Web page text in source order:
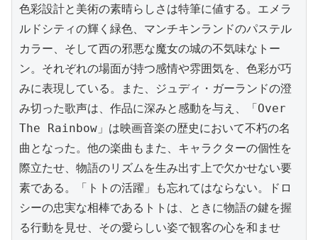
色彩設計と美術の素晴らしさは特筆に値する。エメラ
ルドシティの輝く緑色、マンチキンランドのパステル
カラー、そして西の邪悪な魔女の城の不気味なトー
ン。それぞれの場面が持つ感情や雰囲気を、色彩が巧
みに表現している。また、ジュディ・ガーランドの澄
み切った歌声は、作品に深みと感動を与え、「Over
The Rainbow」は映画音楽の歴史において不朽の名
曲となった。他の楽曲もまた、キャラクターの個性を
際立たせ、物語のリズムを生み出す上で欠かせない要
素である。「トトの活躍」も忘れてはならない。ドロ
シーの忠実な相棒であるトトは、ときに物語の鍵を握
る行動を見せ、その愛らしい姿で観客の心を和ませ